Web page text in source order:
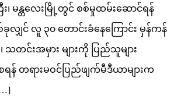
၊ မန္တလေးမြို့တွင် စစ်မှုထမ်းဆောင်ရန်
င် လူ ၃၀ တောင်းခံနေကြောင်း မှန်ကန်
င်းအမှား များကို ပြည်သူများ
န် တရားမဝင်ပြည်ဖျက်မီဒီယာများက